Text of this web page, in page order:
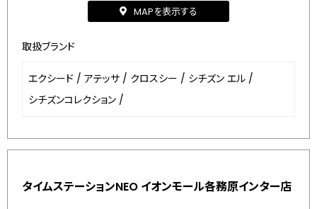
MAPを表示する
取扱ブランド
エクシード / アテッサ / クロスシー / シチズン エル /
シチズンコレクション /
タイムステーションNEO イオンモール各務原インター店